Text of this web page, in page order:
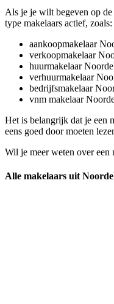
Als je je wilt begeven op
type makelaars actief, zoals:
aankoopmakelaar
verkoopmakelaar
huurmakelaar
verhuurmakelaar
bedrijfsmakelaar
vnm makelaar
Het is belangrijk dat je een
eens goed door moeten
Wil je meer weten over een
Alle makelaars uit